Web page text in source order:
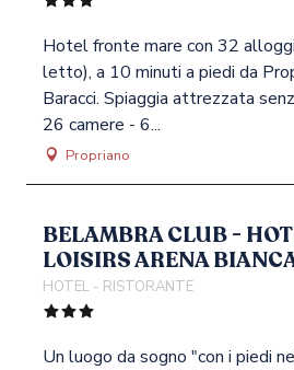
Hotel fronte mare con 32
letto), a 10 minuti a piedi da
Baracci. Spiaggia attrezzata
26 camere - 6...
Propriano
BELAMBRA CLUB -
LOISIRS ARENA
HOTEL - RISTORANTE
Un luogo da sogno "con i piedi